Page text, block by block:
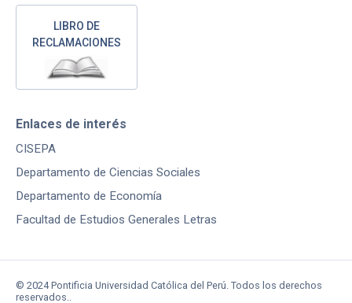
LIBRO DE
RECLAMACIONES
Enlaces de interés
CISEPA
Departamento de Ciencias Sociales
Departamento de Economía
Facultad de Estudios Generales Letras
© 2024 Pontificia Universidad Católica del Perú. Todos los derechos
reservados..